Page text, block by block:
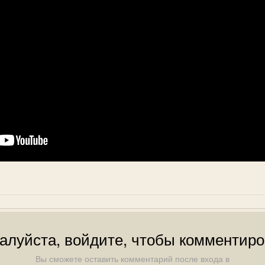
войдите, чтобы
Вы сможете оставить комментарий после входа в